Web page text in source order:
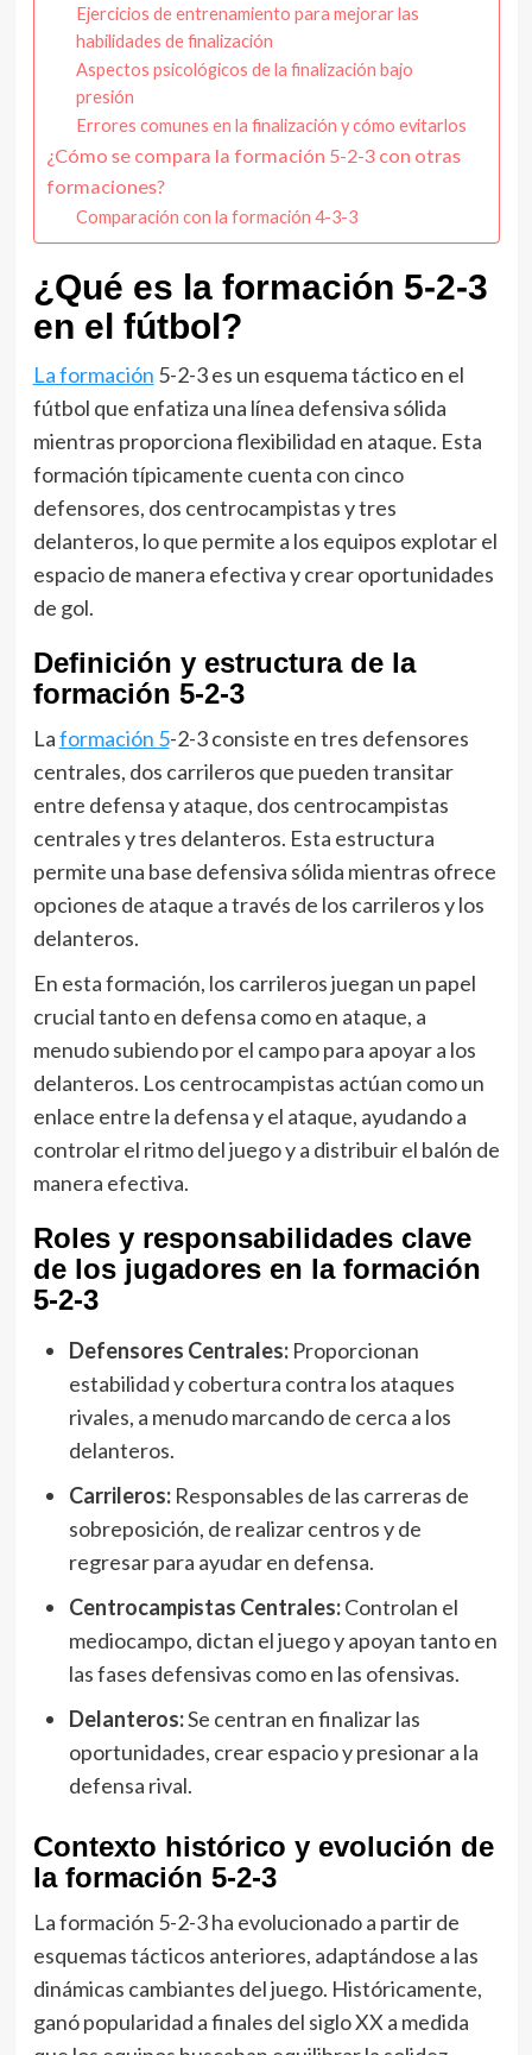
Ejercicios de entrenamiento para mejorar las
habilidades de finalización
Aspectos psicológicos de la finalización bajo
presión
Errores comunes en la finalización y cómo evitarlos
¿Cómo se compara la formación 5-2-3 con otras
formaciones?
Comparación con la formación 4-3-3
¿Qué es la formación 5-2-3
en el fútbol?
La formación 5-2-3 es un esquema táctico en el
fútbol que enfatiza una línea defensiva sólida
mientras proporciona flexibilidad en ataque. Esta
formación típicamente cuenta con cinco
defensores, dos centrocampistas y tres
delanteros, lo que permite a los equipos explotar el
espacio de manera efectiva y crear oportunidades
de gol.
Definición y estructura de la
formación 5-2-3
Laformación 5-2-3 consiste en tres defensores
centrales, dos carrileros que pueden transitar
entre defensa y ataque, dos centrocampistas
centrales y tres delanteros. Esta estructura
permite una base defensiva sólida mientras ofrece
opciones de ataque a través de los carrileros y los
delanteros.
En esta formación, los carrileros juegan un papel
crucial tanto en defensa como en ataque, a
menudo subiendo por el campo para apoyar a los
delanteros. Los centrocampistas actúan como un
enlace entre la defensa y el ataque, ayudando a
controlar el ritmo del juego y a distribuir el balón de
manera efectiva.
Roles y responsabilidades clave
de los jugadores en la formación
5-2-3
Defensores Centrales:Proporcionan
estabilidad y cobertura contra los ataques
rivales, a menudo marcando de cerca a los
delanteros.
Carrileros:Responsables de las carreras de
sobreposición, de realizar centros y de
regresar para ayudar en defensa.
Centrocampistas Centrales:Controlan el
mediocampo, dictan el juego y apoyan tanto en
las fases defensivas como en las ofensivas.
Delanteros:Se centran en finalizar las
oportunidades, crear espacio y presionar a la
defensa rival.
Contexto histórico y evolución de
la formación 5-2-3
La formación 5-2-3 ha evolucionado a partir de
esquemas tácticos anteriores, adaptándose a las
dinámicas cambiantes del juego. Históricamente,
ganó popularidad a finales del siglo XX a medida